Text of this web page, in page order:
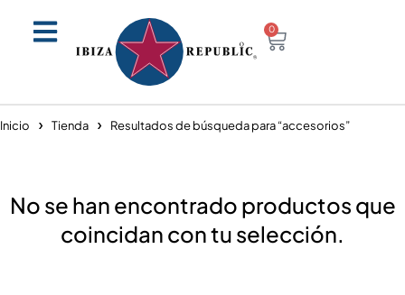
0
Inicio Tienda Resultados de búsqueda para “accesorios”
No se han encontrado productos que
coincidan con tu selección.